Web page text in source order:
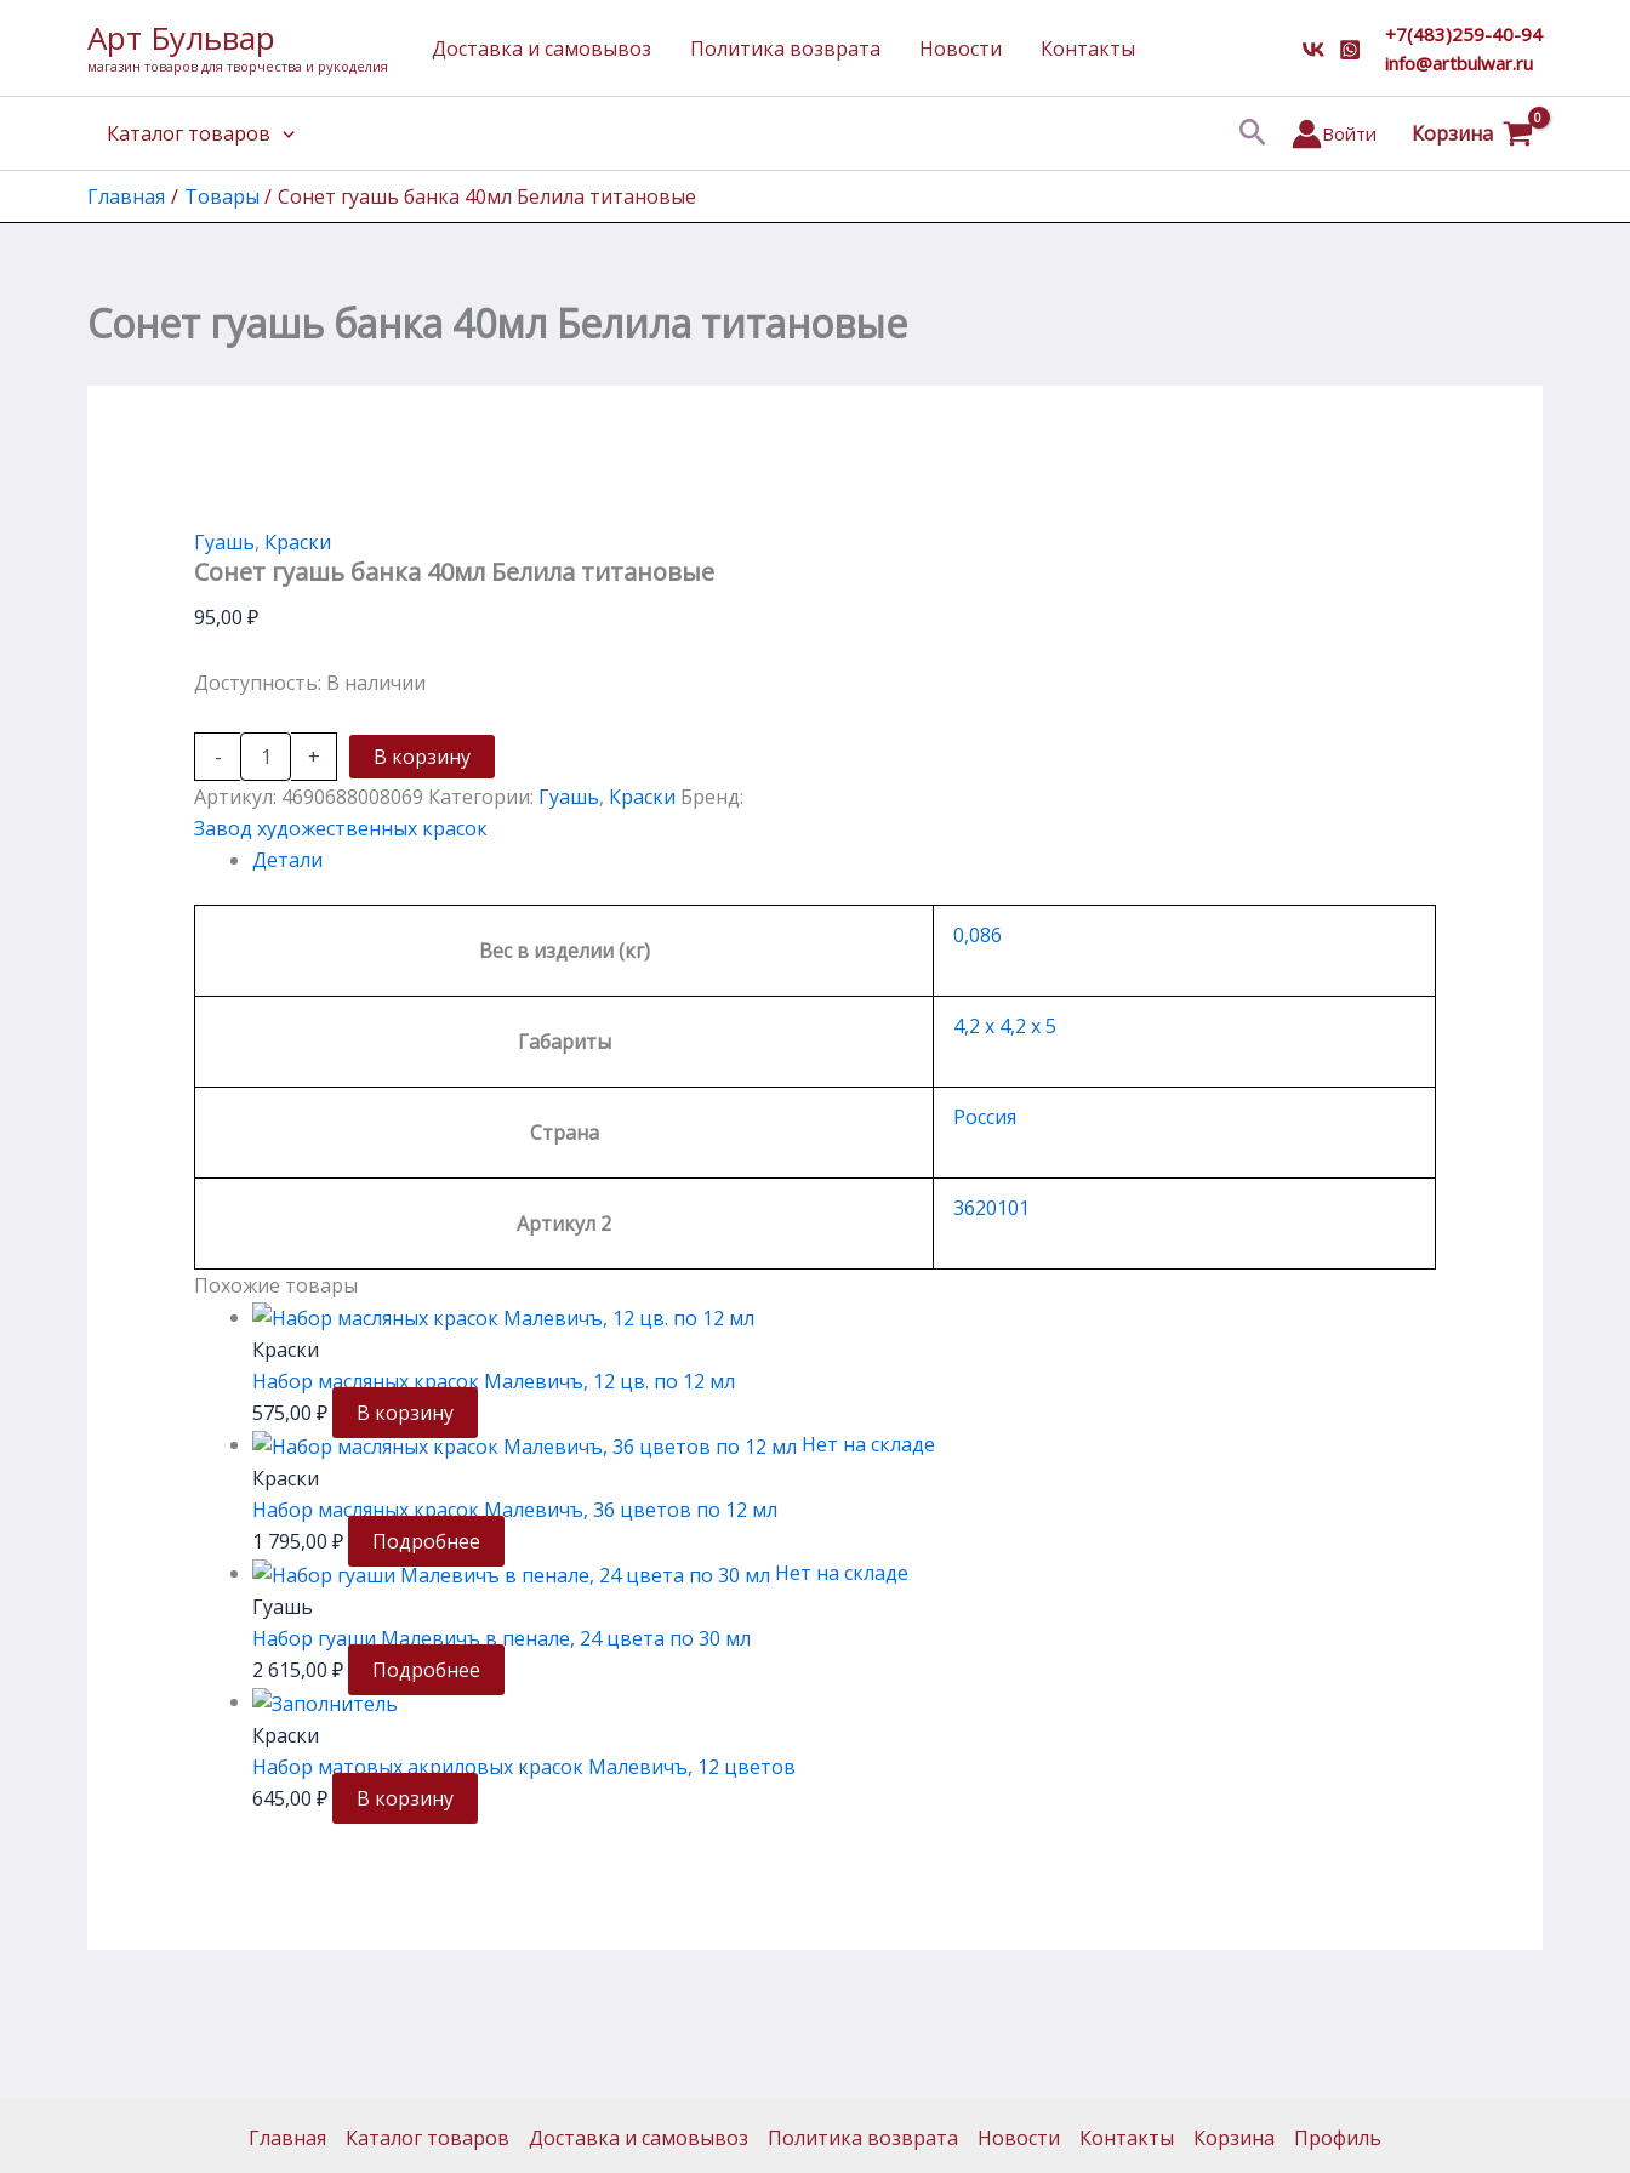
содержимому
Арт Бульвар
магазин товаров для творчества и рукоделия
Доставка и самовывоз Политика возврата Новости Контакты
+7(483)259-40-94
info@artbulwar.ru
Каталог товаров ПоискВойти Корзина
Главная Товары Сонет гуашь банка 40мл Белила титановые
Сонет гуашь банка 40мл Белила титановые
Гуашь, Краски
Сонет гуашь банка 40мл Белила титановые
95,00 ₽
Доступность: В наличии
-
товара
Сонет
40мл
+
В корзину
Артикул: 4690688008069 Категории: Гуашь, Краски Бренд:
Завод художественных красок
Детали
Вес в изделии (кг)
0,086
Габариты
4,2 х 4,2 х 5
Страна
Россия
Артикул 2
3620101
Похожие товары
Краски
Набор масляных красок Малевичъ, 12 цв. по 12 мл
575,00 ₽
В корзину
Нет на складе
Краски
Набор масляных красок Малевичъ, 36 цветов по 12 мл
1 795,00 ₽
Подробнее
Нет на складе
Гуашь
Набор гуаши Малевичъ в пенале, 24 цвета по 30 мл
2 615,00 ₽ Подробнее
Краски
Набор матовых акриловых красок Малевичъ, 12 цветов
645,00 ₽ В корзину
Главная Каталог товаров Доставка и самовывоз Политика возврата Новости Контакты Корзина Профиль